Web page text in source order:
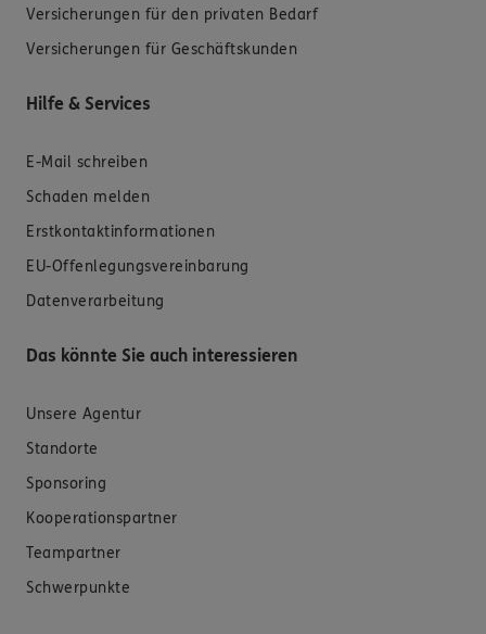
Versicherungen für den privaten Bedarf
Versicherungen für Geschäftskunden
Hilfe & Services
E-Mail schreiben
Schaden melden
Erstkontaktinformationen
EU-Offenlegungsvereinbarung
Datenverarbeitung
Das könnte Sie auch interessieren
Unsere Agentur
Standorte
Sponsoring
Kooperationspartner
Teampartner
Schwerpunkte